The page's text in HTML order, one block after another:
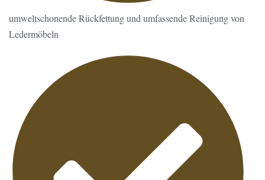
umweltschonende Rückfettung und umfassende Reinigung von
Ledermöbeln